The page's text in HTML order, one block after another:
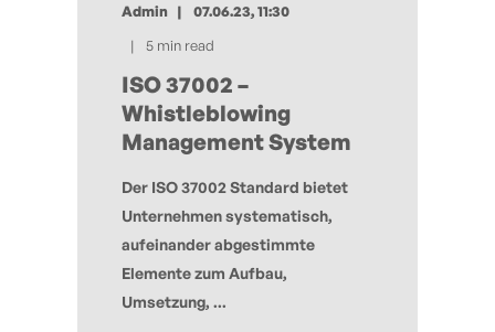
Admin
07.06.23, 11:30
5 min read
ISO 37002 –
Whistleblowing
Management System
Der ISO 37002 Standard bietet
Unternehmen systematisch,
aufeinander abgestimmte
Elemente zum Aufbau,
Umsetzung, ...